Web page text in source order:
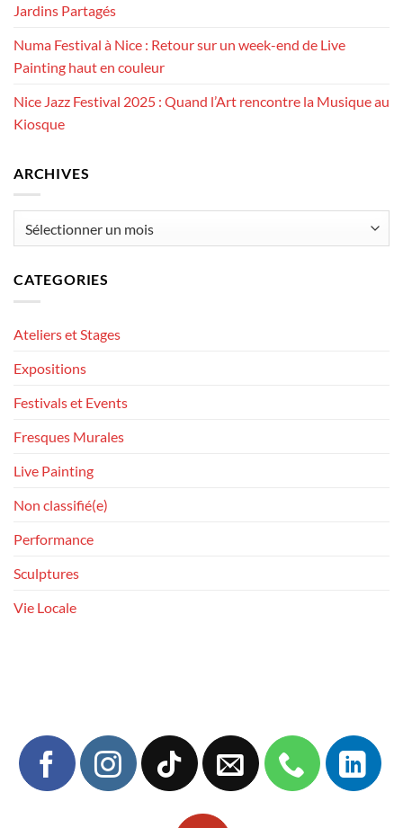
Jardins Partagés
Numa Festival à Nice : Retour sur un week-end de Live
Painting haut en couleur
Nice Jazz Festival 2025 : Quand l’Art rencontre la Musique au
Kiosque
ARCHIVES
CATEGORIES
Ateliers et Stages
Expositions
Festivals et Events
Fresques Murales
Live Painting
Non classifié(e)
Performance
Sculptures
Vie Locale